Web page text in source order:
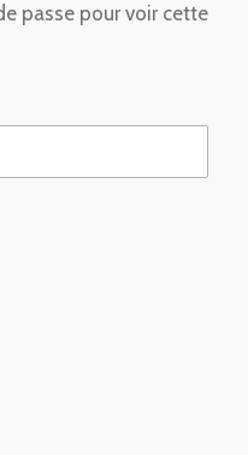
passe pour voir cette